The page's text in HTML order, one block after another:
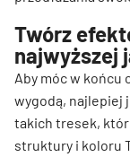
Twórz
najwyższej
Aby móc w końcu
wygodą, najlepiej
takich tresek,
struktury i koloru